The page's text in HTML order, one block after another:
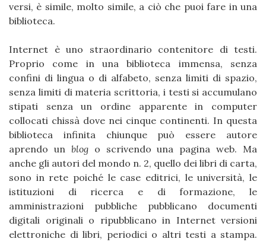
versi, è simile, molto simile, a ciò che puoi fare in una
biblioteca.
Internet è uno straordinario contenitore di testi.
Proprio come in una biblioteca immensa, senza
confini di lingua o di alfabeto, senza limiti di spazio,
senza limiti di materia scrittoria, i testi si accumulano
stipati senza un ordine apparente in computer
collocati chissà dove nei cinque continenti. In questa
biblioteca infinita chiunque può essere autore
aprendo un blogo scrivendo una pagina web. Ma
anche gli autori del mondo n. 2, quello dei libri di carta,
sono in rete poiché le case editrici, le università, le
istituzioni di ricerca e di formazione, le
amministrazioni pubbliche pubblicano documenti
digitali originali o ripubblicano in Internet versioni
elettroniche di libri, periodici o altri testi a stampa.